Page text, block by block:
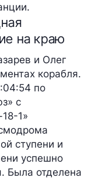
на краю
и Олег
корабля.
по
с
1»
ступени и
успешно
Была отделена